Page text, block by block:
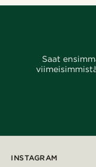
Saat
INSTAGRAM